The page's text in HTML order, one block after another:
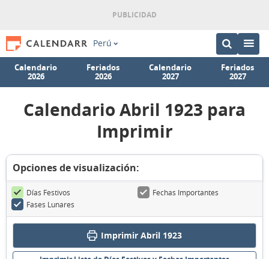
Perú
Calendario
2026
Feriados
2026
Calendario
2027
Feriados
2027
Calendario Abril 1923 para
Imprimir
Opciones de visualización:
Días Festivos
Fechas Importantes
Fases Lunares
Imprimir Abril 1923